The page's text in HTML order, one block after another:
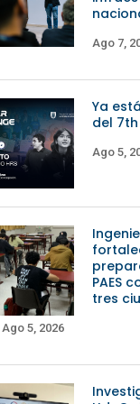
Ago 7,
Ya
del
Ago 5,
PAES
tres
Ago 5, 2026